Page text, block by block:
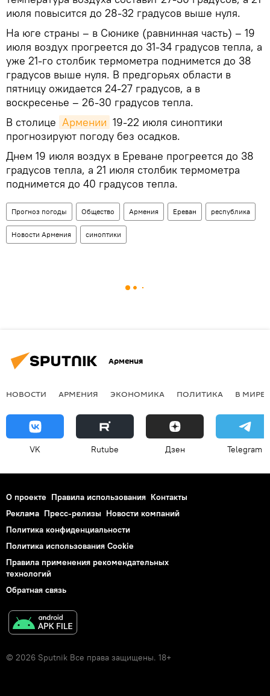
июля повысится до 28-32 градусов выше нуля.
На юге страны – в Сюнике (равнинная часть) – 19
июля воздух прогреется до 31-34 градусов тепла, а
уже 21-го столбик термометра поднимется до 38
градусов выше нуля. В предгорьях области в
пятницу ожидается 24-27 градусов, а в
воскресенье – 26-30 градусов тепла.
В столице Армении 19-22 июля синоптики
прогнозируют погоду без осадков.
Днем 19 июля воздух в Ереване прогреется до 38
градусов тепла, а 21 июля столбик термометра
поднимется до 40 градусов тепла.
Прогноз погоды Общество Армения Ереван республика
Новости Армения синоптики
Армения
НОВОСТИ АРМЕНИЯ ЭКОНОМИКА ПОЛИТИКА В МИРЕ
VK Rutube Дзен Telegram
О проекте Правила использования Контакты
Реклама Пресс-релизы Новости компаний
Политика конфиденциальности
Политика использования Cookie
Правила применения рекомендательных
технологий
Обратная связь
© 2026 Sputnik Все права защищены. 18+